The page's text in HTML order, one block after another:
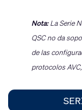
Nota:La Serie
QSC no da
de las
protocolos